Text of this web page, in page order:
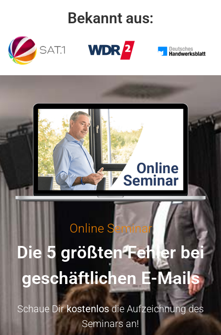
Bekannt aus:
Online Seminar
Die 5 größten Fehler bei
geschäftlichen E-Mails
Schaue Dirkostenlosdie Aufzeichnung des
Seminars an!